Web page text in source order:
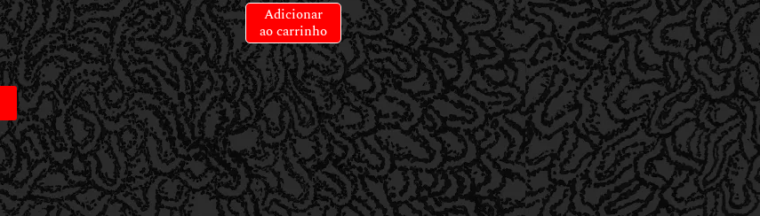
Adicionar
ao carrinho